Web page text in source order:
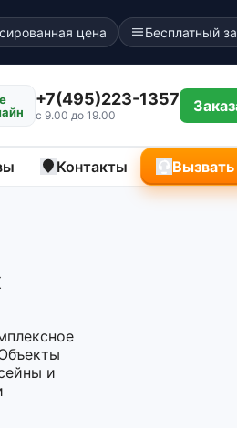
цена Бесплатный
+7(495)223-1357
с 9.00 до 19.00
Контакты
и